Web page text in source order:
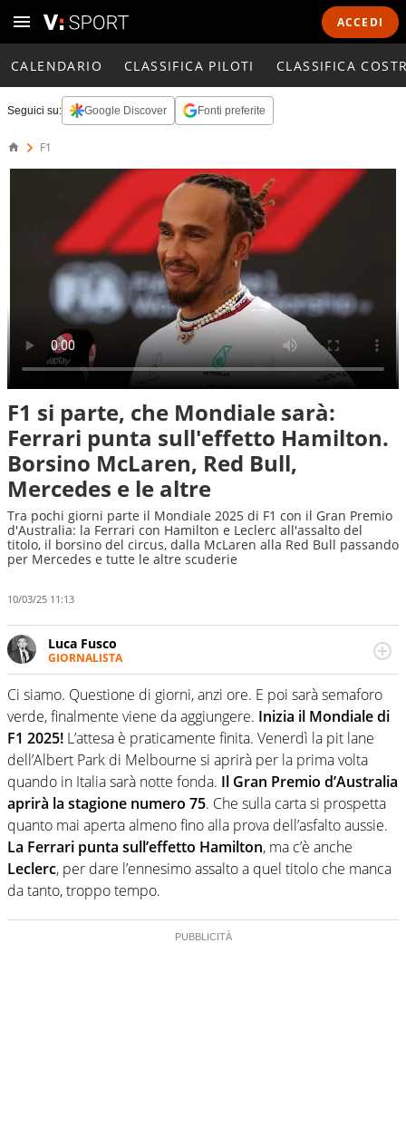
ACCEDI
CALENDARIO CLASSIFICA PILOTI CLASSIFICA
Seguici su: Google Discover Fonti preferite
F1
F1 si parte, che Mondiale sarà:
Ferrari punta sull'effetto Hamilton.
Borsino McLaren, Red Bull,
Mercedes e le altre
Tra pochi giorni parte il Mondiale 2025 di F1 con il Gran Premio
d'Australia: la Ferrari con Hamilton e Leclerc all'assalto del
titolo, il borsino del circus, dalla McLaren alla Red Bull passando
per Mercedes e tutte le altre scuderie
10/03/25 11:13
Luca Fusco
GIORNALISTA
Giornalista multimediale. Quando si accendono i motori,
lui sgasa, impenna, derapa. E spesso e volentieri finisce
sul podio
Ci siamo. Questione di giorni, anzi ore. E poi sarà semaforo
verde, finalmente viene da aggiungere. Inizia il Mondiale di
F1 2025! L’attesa è praticamente finita. Venerdì la pit lane
dell’Albert Park di Melbourne si aprirà per la prima volta
quando in Italia sarà notte fonda. Il Gran Premio d’Australia
aprirà la stagione numero 75. Che sulla carta si prospetta
quanto mai aperta almeno fino alla prova dell’asfalto aussie.
La Ferrari punta sull’effetto Hamilton, ma c’è anche
Leclerc, per dare l’ennesimo assalto a quel titolo che manca
da tanto, troppo tempo.